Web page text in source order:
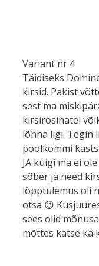
Variant nr 4
Täidiseks
kirsid. Pakist
sest ma
kirsirosinatel
lõhna ligi. Tegin
poolkommi
JA kuigi ma ei
sõber ja need
lõpptulemus oli
otsa 😉
sees olid
mõttes katse ka